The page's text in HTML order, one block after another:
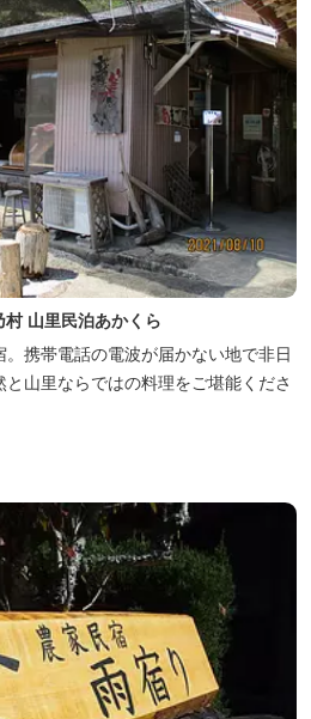
山里民泊あかくら
携帯電話の電波が届かない地で非日
山里ならではの料理をご堪能くださ